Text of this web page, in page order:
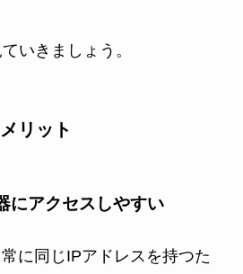
いきましょう。
リット
にアクセスしやすい
に同じIPアドレスを持つた